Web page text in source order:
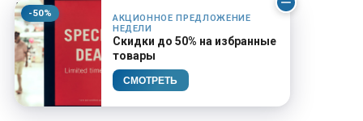
-50%
АКЦИОННОЕ ПРЕДЛОЖЕНИЕ
НЕДЕЛИ
Скидки до 50% на избранные
товары
СМОТРЕТЬ
ШИРИНА ПОДШИПНИКА: 14
OEM: 26127526632
КАТАЛОЖНЫЙ НОМЕР: CBBM-7